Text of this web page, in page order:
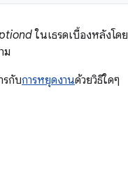
ในเธรดเบื้องหลังโดย
ม
รกับการหยุดงานด้วยวิธีใดๆ